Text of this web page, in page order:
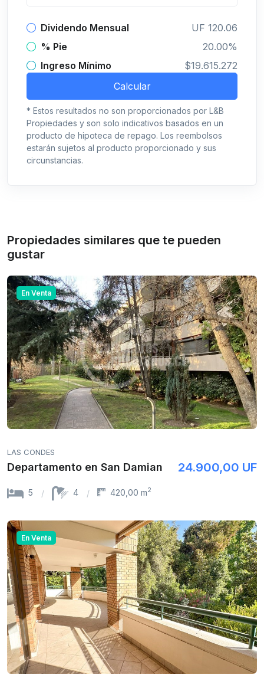
Dividendo Mensual
UF 120.06
% Pie
20.00%
Ingreso Mínimo
$19.615.272
Calcular
* Estos resultados no son proporcionados por L&B
Propiedades y son solo indicativos basados en un
producto de hipoteca de repago. Los reembolsos
estarán sujetos al producto proporcionado y sus
circunstancias.
Propiedades similares que te pueden
gustar
En Venta
LAS CONDES
Departamento en San Damian 24.900,00 UF
5 4 420,00 m2
En Venta